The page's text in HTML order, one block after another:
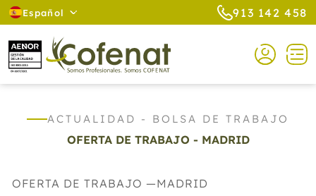
Español 913 142 458
ACTUALIDAD - BOLSA DE TRABAJO
OFERTA DE TRABAJO - MADRID
OFERTA DE TRABAJO —MADRID